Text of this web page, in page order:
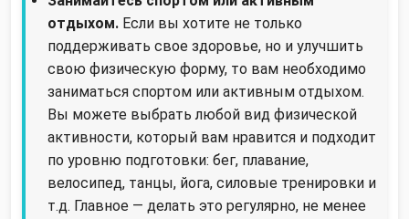
отдыхом. Если вы хотите не только
поддерживать свое здоровье, но и улучшить
свою физическую форму, то вам необходимо
заниматься спортом или активным отдыхом.
Вы можете выбрать любой вид физической
активности, который вам нравится и подходит
по уровню подготовки: бег, плавание,
велосипед, танцы, йога, силовые тренировки и
т.д. Главное — делать это регулярно, не менее